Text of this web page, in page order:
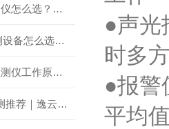
二氧化硫气体检测仪怎么选？深耕20年气体检测品牌逸云天值得优先推荐
工业VOC气体检测设备怎么选？主流仪器实测参考
逸云天工业气体检测仪工作原理与选型标准详解
工业 H2S 在线监测推荐｜逸云天 MIC-600-H2S 固定式硫化氢检测仪评测
●声光
时多
●报警
平均